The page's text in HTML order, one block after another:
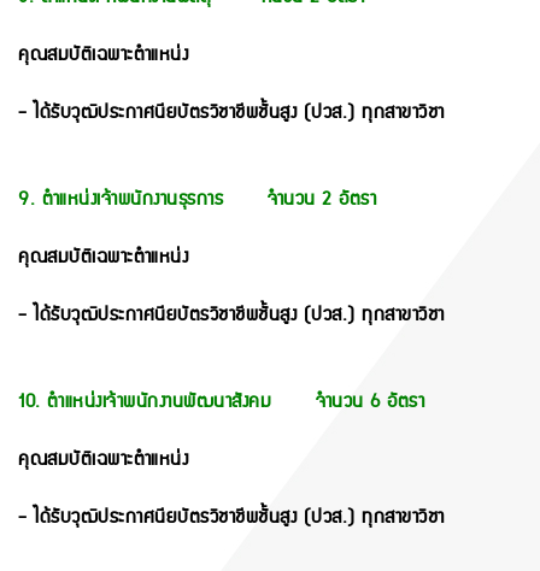
คุณสมบัติเฉพาะตำแหน่ง
- ได้รับวุฒิประกาศนียบัตรวิชาชีพชั้นสูง (ปวส.) ทุกสาขาวิชา
9. ตำแหน่งเจ้าพนักงานธุรการ จำนวน 2 อัตรา
คุณสมบัติเฉพาะตำแหน่ง
- ได้รับวุฒิประกาศนียบัตรวิชาชีพชั้นสูง (ปวส.) ทุกสาขาวิชา
10. ตำแหน่งเจ้าพนักงานพัฒนาสังคม จำนวน 6 อัตรา
คุณสมบัติเฉพาะตำแหน่ง
- ได้รับวุฒิประกาศนียบัตรวิชาชีพชั้นสูง (ปวส.) ทุกสาขาวิชา